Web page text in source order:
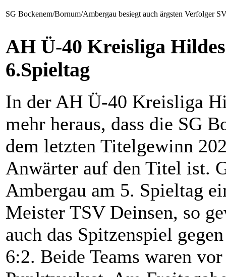
SG Bockenem/Bornum/Ambergau besiegt auch ärgsten Verfolger
AH Ü-40 Kreisliga
6.Spieltag
In der AH Ü-40 Kreisliga
mehr heraus, dass die SG
dem letzten Titelgewinn
Anwärter auf den Titel ist.
Ambergau am 5. Spieltag
Meister TSV Deinsen, so
auch das Spitzenspiel
6:2. Beide Teams waren